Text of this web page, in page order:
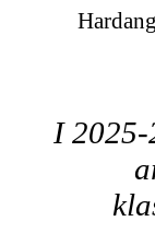
I 2025-